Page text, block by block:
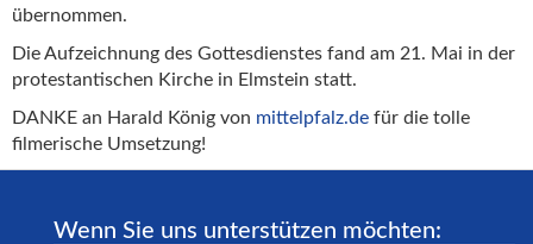
übernommen.
Die Aufzeichnung des Gottesdienstes fand am 21. Mai in der
protestantischen Kirche in Elmstein statt.
DANKE an Harald König von mittelpfalz.de für die tolle
filmerische Umsetzung!
Wenn Sie uns unterstützen möchten: